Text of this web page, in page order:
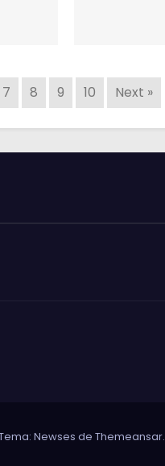
7 8 9 10 Next »
Newses de Themeansar.